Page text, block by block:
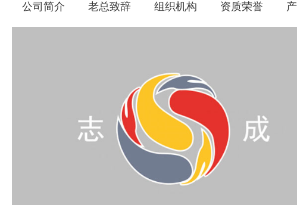
公司简介 老总致辞 组织机构 资质荣誉